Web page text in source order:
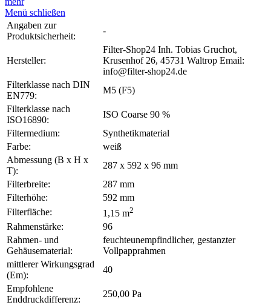
Menü schließen
Angaben zur
Produktsicherheit:
-
Hersteller:
Filter-Shop24 Inh. Tobias Gruchot,
Krusenhof 26, 45731 Waltrop Email:
info@filter-shop24.de
Filterklasse nach DIN
EN779:
M5 (F5)
Filterklasse nach
ISO16890:
ISO Coarse 90 %
Filtermedium:
Synthetikmaterial
Farbe:
weiß
Abmessung (B x H x
T):
287 x 592 x 96 mm
Filterbreite:
287 mm
Filterhöhe:
592 mm
Filterfläche:
1,15 m2
Rahmenstärke:
96
Rahmen- und
Gehäusematerial:
feuchteunempfindlicher, gestanzter
Vollpapprahmen
mittlerer Wirkungsgrad
(Em):
40
Empfohlene
Enddruckdifferenz:
250,00 Pa